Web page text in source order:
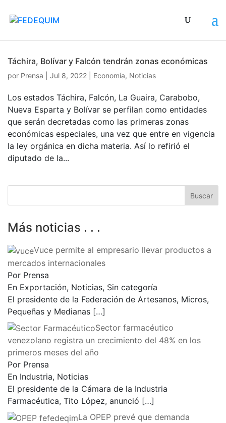
Táchira, Bolívar y Falcón tendrán zonas económicas
por Prensa Jul 8, 2022 Economía, Noticias
Los estados Táchira, Falcón, La Guaira, Carabobo,
Nueva Esparta y Bolívar se perfilan como entidades
que serán decretadas como las primeras zonas
económicas especiales, una vez que entre en vigencia
la ley orgánica en dicha materia. Así lo refirió el
diputado de la...
Más noticias . . .
Vuce permite al empresario llevar productos a
mercados internacionales
Por Prensa
En Exportación, Noticias, Sin categoría
El presidente de la Federación de Artesanos, Micros,
Pequeñas y Medianas […]
Sector farmacéutico
venezolano registra un crecimiento del 48% en los
primeros meses del año
Por Prensa
En Industria, Noticias
El presidente de la Cámara de la Industria
Farmacéutica, Tito López, anunció […]
La OPEP prevé que demanda